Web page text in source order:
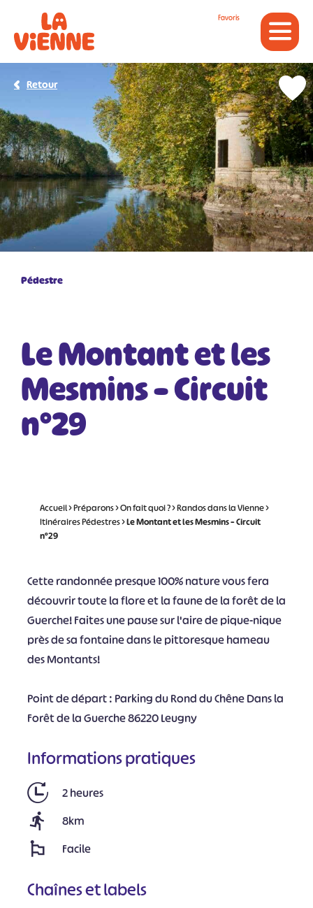
Favoris
Pédestre
Le Montant et les
Mesmins – Circuit
n°29
Retour
Accueil>Préparons>On fait quoi ?>Randos dans la Vienne>
Itinéraires Pédestres>Le Montant et les Mesmins – Circuit
n°29
Cette randonnée presque 100% nature vous fera
découvrir toute la flore et la faune de la forêt de la
Guerche! Faites une pause sur l'aire de pique-nique
près de sa fontaine dans le pittoresque hameau
des Montants!
Point de départ : Parking du Rond du Chêne Dans la
Forêt de la Guerche 86220 Leugny
Informations pratiques
2 heures
8km
Facile
Chaînes et labels